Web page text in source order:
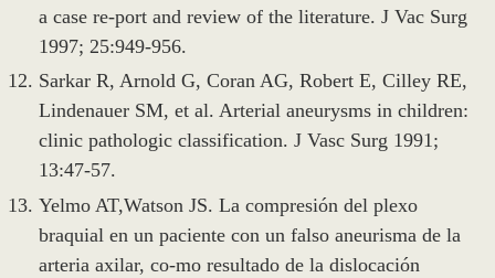
a case re-port and review of the literature. J Vac Surg
1997; 25:949-956.
Sarkar R, Arnold G, Coran AG, Robert E, Cilley RE,
Lindenauer SM, et al. Arterial aneurysms in children:
clinic pathologic classification. J Vasc Surg 1991;
13:47-57.
Yelmo AT,Watson JS. La compresión del plexo
braquial en un paciente con un falso aneurisma de la
arteria axilar, co-mo resultado de la dislocación